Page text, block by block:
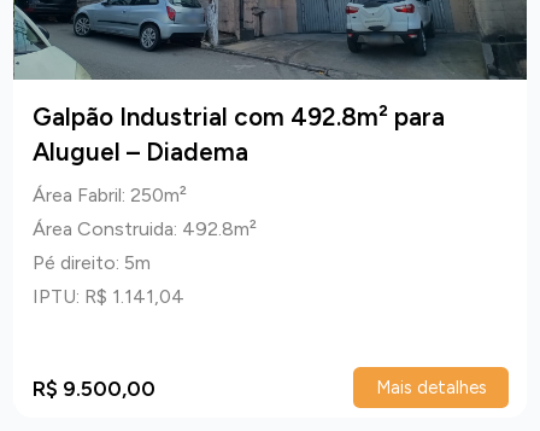
Galpão Industrial com 492.8m² para
Aluguel – Diadema
Área Fabril: 250m²
Área Construida: 492.8m²
Pé direito: 5m
IPTU: R$ 1.141,04
R$ 9.500,00 Mais detalhes